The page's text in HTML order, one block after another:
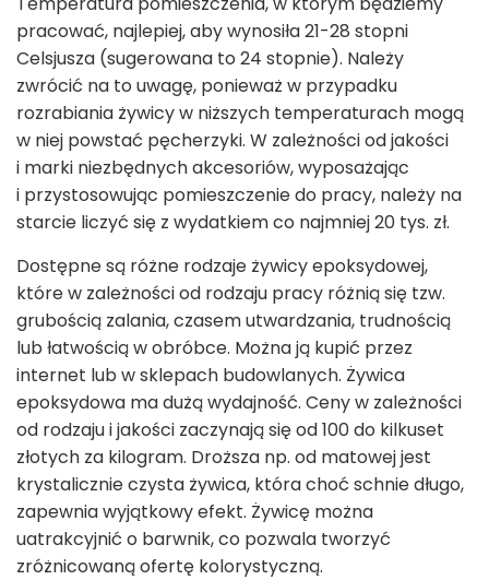
pracować, najlepiej, aby wynosiła 21-28 stopni
Celsjusza (sugerowana to 24 stopnie). Należy
zwrócić na to uwagę, ponieważ w przypadku
rozrabiania żywicy w niższych temperaturach mogą
w niej powstać pęcherzyki. W zależności od jakości
i marki niezbędnych akcesoriów, wyposażając
i przystosowując pomieszczenie do pracy, należy na
starcie liczyć się z wydatkiem co najmniej 20 tys. zł.
Dostępne są różne rodzaje żywicy epoksydowej,
które w zależności od rodzaju pracy różnią się tzw.
grubością zalania, czasem utwardzania, trudnością
lub łatwością w obróbce. Można ją kupić przez
internet lub w sklepach budowlanych. Żywica
epoksydowa ma dużą wydajność. Ceny w zależności
od rodzaju i jakości zaczynają się od 100 do kilkuset
złotych za kilogram. Droższa np. od matowej jest
krystalicznie czysta żywica, która choć schnie długo,
zapewnia wyjątkowy efekt. Żywicę można
uatrakcyjnić o barwnik, co pozwala tworzyć
zróżnicowaną ofertę kolorystyczną.